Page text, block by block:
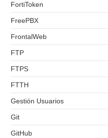
FortiToken
FreePBX
FrontalWeb
FTP
FTPS
FTTH
Gestión Usuarios
Git
GitHub